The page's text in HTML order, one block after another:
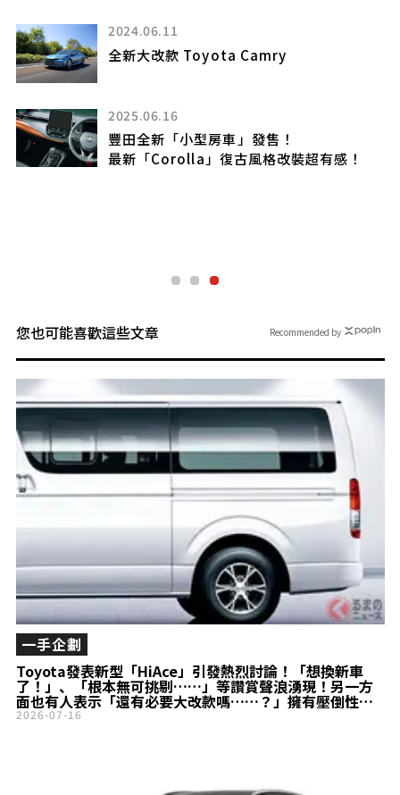
2024.06.11
全新大改款 Toyota Camry
2025.06.16
豐田全新「小型房車」發售！
最新「Corolla」復古風格改裝超有感！
您也可能喜歡這些文章
Toyota發表新型「HiAce」引發熱烈討論！「想換新車
了！」、「根本無可挑剔……」等讚賞聲浪湧現！另一方
面也有人表示「還有必要大改款嗎……？」擁有壓倒性人
氣的「商用廂型車王者」再度進化，成為市場焦點！
一手企劃
2026-07-16
Recommended by